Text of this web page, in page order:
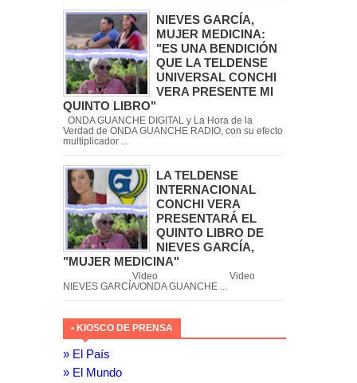
NIEVES GARCÍA,
MUJER MEDICINA:
"ES UNA BENDICIÓN
QUE LA TELDENSE
UNIVERSAL CONCHI
VERA PRESENTE MI
QUINTO LIBRO"
ONDA GUANCHE DIGITAL y La Hora de la
Verdad de ONDA GUANCHE RADIO, con su efecto
multiplicador ...
LA TELDENSE
INTERNACIONAL
CONCHI VERA
PRESENTARÁ EL
QUINTO LIBRO DE
NIEVES GARCÍA,
"MUJER MEDICINA"
Video Video
NIEVES GARCÍA/ONDA GUANCHE ...
• KIOSCO DE PRENSA
» El País
» El Mundo